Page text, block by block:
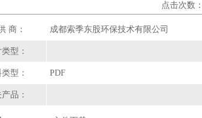
点击次数
商： 成都索季东股环保技术有限公司
型：
型： PDF
品：